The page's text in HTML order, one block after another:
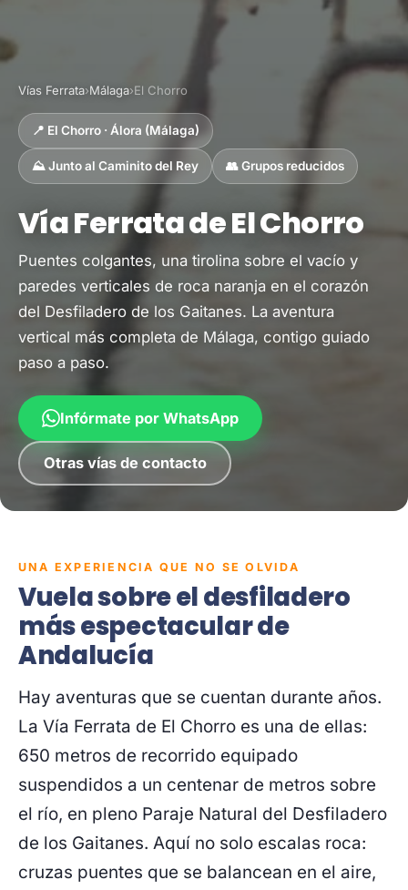
Vías Ferrata›Málaga›El Chorro
📍 El Chorro · Álora (Málaga)
⛰️ Junto al Caminito del Rey 👥 Grupos reducidos
Vía Ferrata de El Chorro
Puentes colgantes, una tirolina sobre el vacío y
paredes verticales de roca naranja en el corazón
del Desfiladero de los Gaitanes. La aventura
vertical más completa de Málaga, contigo guiado
paso a paso.
Infórmate por WhatsApp
Otras vías de contacto
UNA EXPERIENCIA QUE NO SE OLVIDA
Vuela sobre el desfiladero
más espectacular de
Andalucía
Hay aventuras que se cuentan durante años.
La Vía Ferrata de El Chorro es una de ellas:
650 metros de recorrido equipado
suspendidos a un centenar de metros sobre
el río, en pleno Paraje Natural del Desfiladero
de los Gaitanes. Aquí no solo escalas roca:
cruzas puentes que se balancean en el aire,